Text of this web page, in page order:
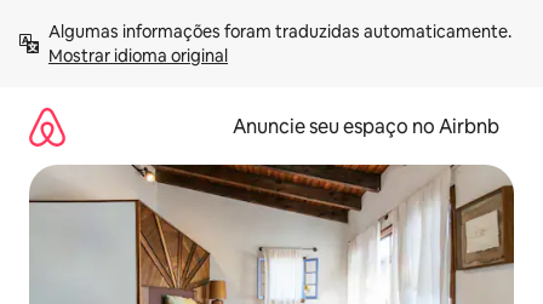
para
Mostrar idioma original
Anuncie seu espaço no Airbnb